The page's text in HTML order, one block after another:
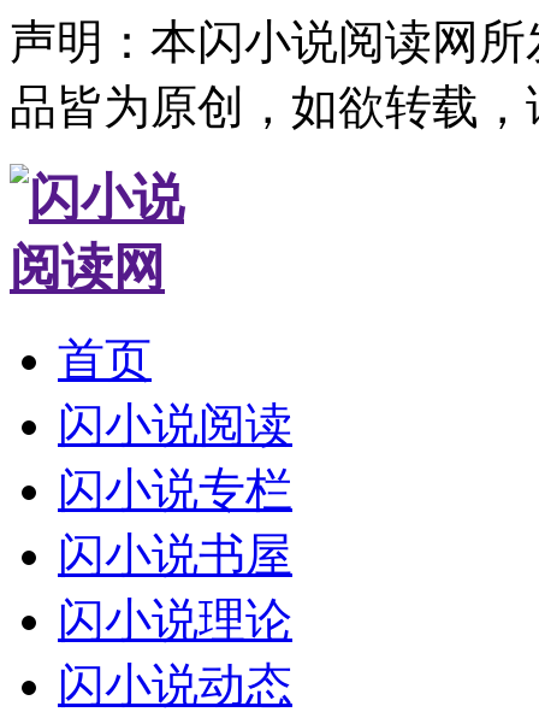
声明：本闪小说阅读网
品皆为原创，如欲转载
首页
闪小说阅读
闪小说专栏
闪小说书屋
闪小说理论
闪小说动态